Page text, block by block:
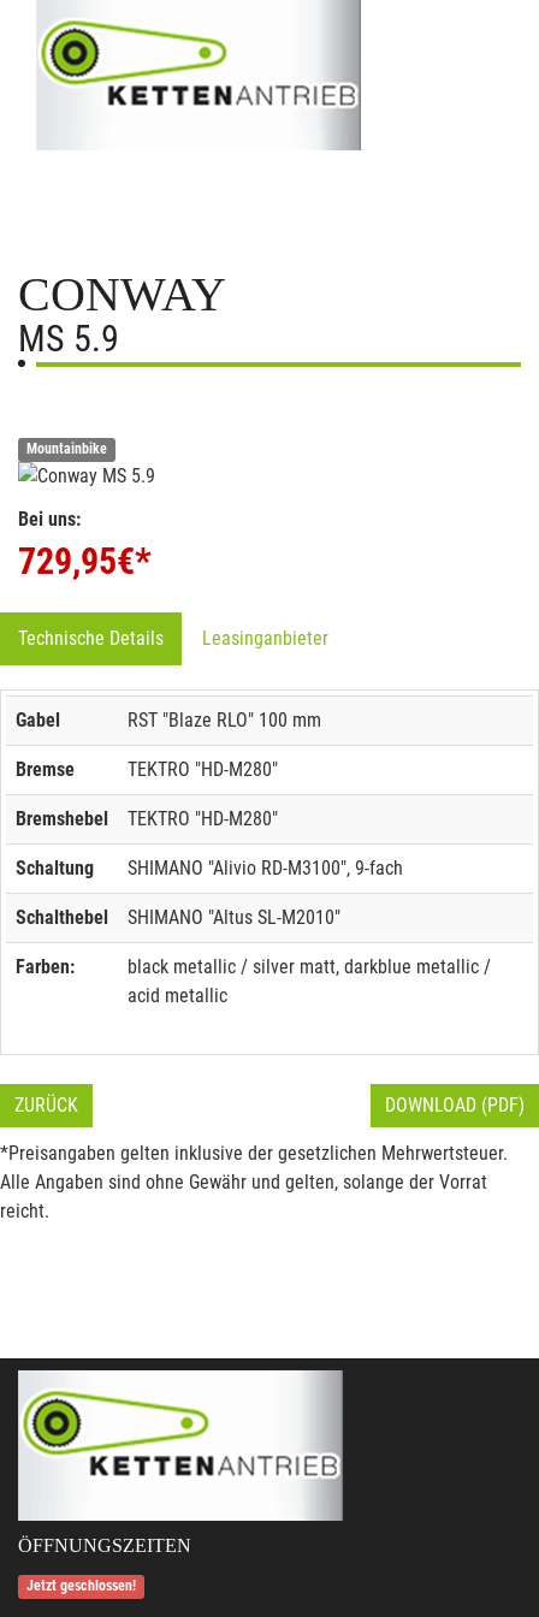
CONWAY
MS 5.9
Mountainbike
Bei uns:
729,95€*
Technische Details Leasinganbieter
Gabel RST "Blaze RLO" 100 mm
Bremse TEKTRO "HD-M280"
Bremshebel TEKTRO "HD-M280"
Schaltung SHIMANO "Alivio RD-M3100", 9-fach
Schalthebel SHIMANO "Altus SL-M2010"
Farben:
black metallic / silver matt, darkblue metallic /
acid metallic
ZURÜCK DOWNLOAD (PDF)
*Preisangaben gelten inklusive der gesetzlichen Mehrwertsteuer.
Alle Angaben sind ohne Gewähr und gelten, solange der Vorrat
reicht.
ÖFFNUNGSZEITEN
Jetzt geschlossen!